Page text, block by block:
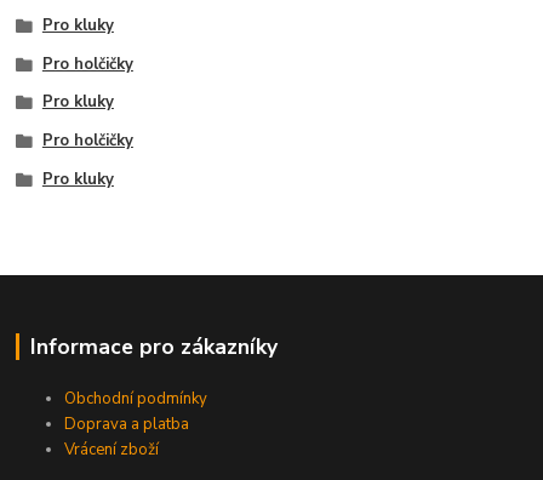
Pro kluky
Pro holčičky
Pro kluky
Pro holčičky
Pro kluky
Informace pro zákazníky
Obchodní podmínky
Doprava a platba
Vrácení zboží